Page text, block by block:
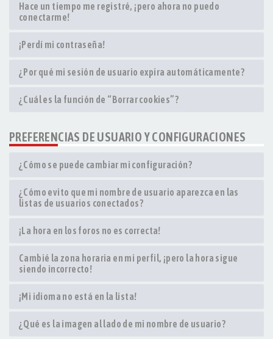
Hace un tiempo me registré, ¡pero ahora no puedo
conectarme!
¡Perdí mi contraseña!
¿Por qué mi sesión de usuario expira automáticamente?
¿Cuál es la función de “Borrar cookies”?
PREFERENCIAS DE USUARIO Y CONFIGURACIONES
¿Cómo se puede cambiar mi configuración?
¿Cómo evito que mi nombre de usuario aparezca en las
listas de usuarios conectados?
¡La hora en los foros no es correcta!
Cambié la zona horaria en mi perfil, ¡pero la hora sigue
siendo incorrecto!
¡Mi idioma no está en la lista!
¿Qué es la imagen al lado de mi nombre de usuario?